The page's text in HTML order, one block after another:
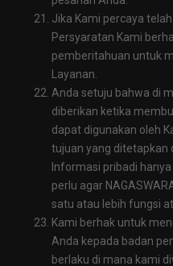
Jika Kami percaya
Persyaratan Kami
pemberitahuan untuk
Layanan.
Anda setuju bahwa di
diberikan ketika
dapat digunakan oleh
tujuan yang ditetapkan
Informasi pribadi
perlu agar
satu atau lebih fungsi
Kami berhak untuk
Anda kepada badan
berlaku di mana kami